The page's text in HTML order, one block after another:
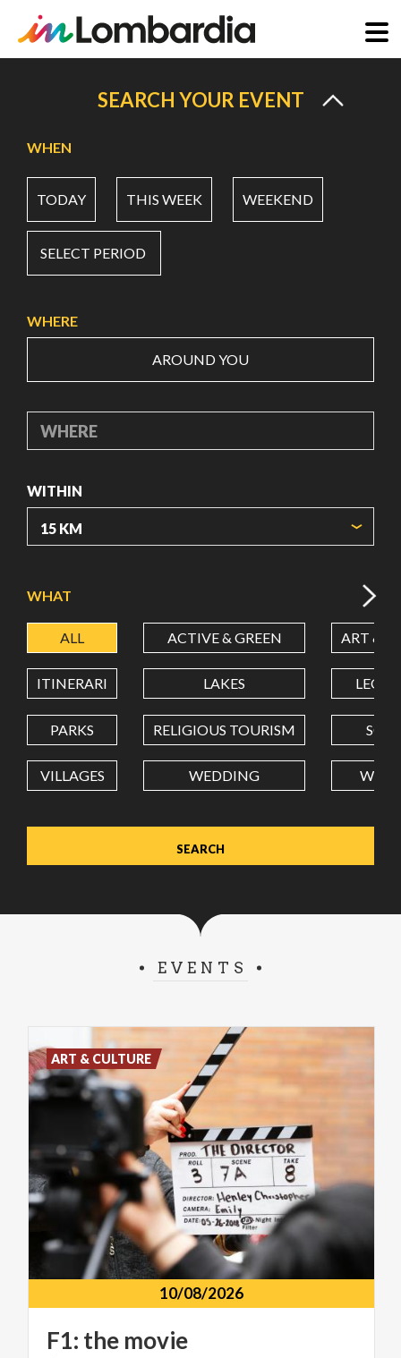
content
SEARCH YOUR EVENT
WHEN
TODAY THIS WEEK WEEKEND
SELECT PERIOD
WHERE
AROUND YOU
WHERE
WITHIN
LATITUDE
LONGITUDE
Value in decimal degrees. Use dot (.) as decimal separator.
WHAT
ALL ACTIVE & GREEN ART &
ITINERARI LAKES
PARKS RELIGIOUS TOURISM
VILLAGES WEDDING
EVENTS
10/08/2026
F1: the movie
ART & CULTURE